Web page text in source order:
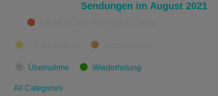
Sendungen im August 2021
Categories
Übernahme Wiederholung
All Categories